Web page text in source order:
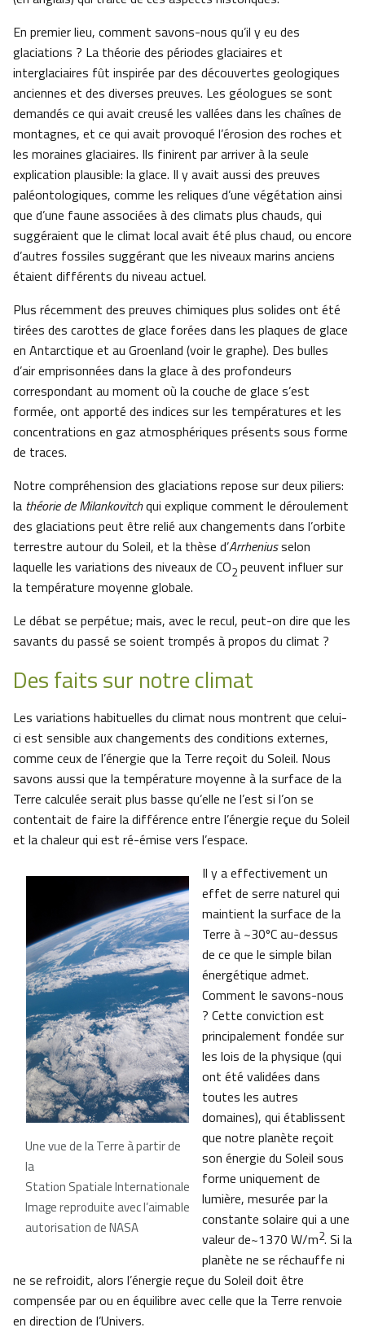
En premier lieu, comment savons-nous qu’il y eu des
glaciations ? La théorie des périodes glaciaires et
interglaciaires fût inspirée par des découvertes geologiques
anciennes et des diverses preuves. Les géologues se sont
demandés ce qui avait creusé les vallées dans les chaînes de
montagnes, et ce qui avait provoqué l’érosion des roches et
les moraines glaciaires. Ils finirent par arriver à la seule
explication plausible: la glace. Il y avait aussi des preuves
paléontologiques, comme les reliques d’une végétation ainsi
que d’une faune associées à des climats plus chauds, qui
suggéraient que le climat local avait été plus chaud, ou encore
d’autres fossiles suggérant que les niveaux marins anciens
étaient différents du niveau actuel.
Plus récemment des preuves chimiques plus solides ont été
tirées des carottes de glace forées dans les plaques de glace
en Antarctique et au Groenland (voir le graphe). Des bulles
d’air emprisonnées dans la glace à des profondeurs
correspondant au moment où la couche de glace s’est
formée, ont apporté des indices sur les températures et les
concentrations en gaz atmosphériques présents sous forme
de traces.
Notre compréhension des glaciations repose sur deux piliers:
la théorie de Milankovitchqui explique comment le déroulement
des glaciations peut être relié aux changements dans l’orbite
terrestre autour du Soleil, et la thèse d’Arrheniusselon
laquelle les variations des niveaux de CO2 peuvent influer sur
la température moyenne globale.
Le débat se perpétue; mais, avec le recul, peut-on dire que les
savants du passé se soient trompés à propos du climat ?
Des faits sur notre climat
Les variations habituelles du climat nous montrent que celui-
ci est sensible aux changements des conditions externes,
comme ceux de l’énergie que la Terre reçoit du Soleil. Nous
savons aussi que la température moyenne à la surface de la
Terre calculée serait plus basse qu’elle ne l’est si l’on se
contentait de faire la différence entre l’énergie reçue du Soleil
et la chaleur qui est ré-émise vers l’espace.
Une vue de la Terre à partir de
la
Station Spatiale Internationale
Image reproduite avec l’aimable
autorisation de NASA
Il y a effectivement un
effet de serre naturel qui
maintient la surface de la
Terre à ~30ºC au-dessus
de ce que le simple bilan
énergétique admet.
Comment le savons-nous
? Cette conviction est
principalement fondée sur
les lois de la physique (qui
ont été validées dans
toutes les autres
domaines), qui établissent
que notre planète reçoit
son énergie du Soleil sous
forme uniquement de
lumière, mesurée par la
constante solaire qui a une
valeur de~1370 W/m2. Si la
planète ne se réchauffe ni
ne se refroidit, alors l’énergie reçue du Soleil doit être
compensée par ou en équilibre avec celle que la Terre renvoie
en direction de l’Univers.